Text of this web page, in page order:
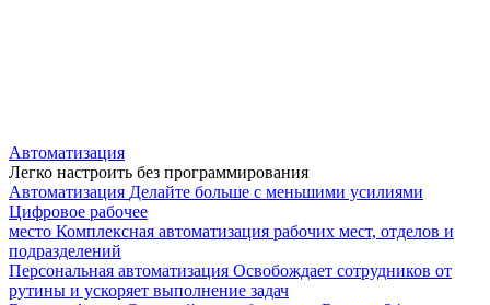
Автоматизация
Легко настроить без программирования
Автоматизация Делайте больше с меньшими усилиями
Цифровое рабочее
место Комплексная автоматизация рабочих мест, отделов и
подразделений
Персональная автоматизация Освобождает сотрудников от
рутины и ускоряет выполнение задач